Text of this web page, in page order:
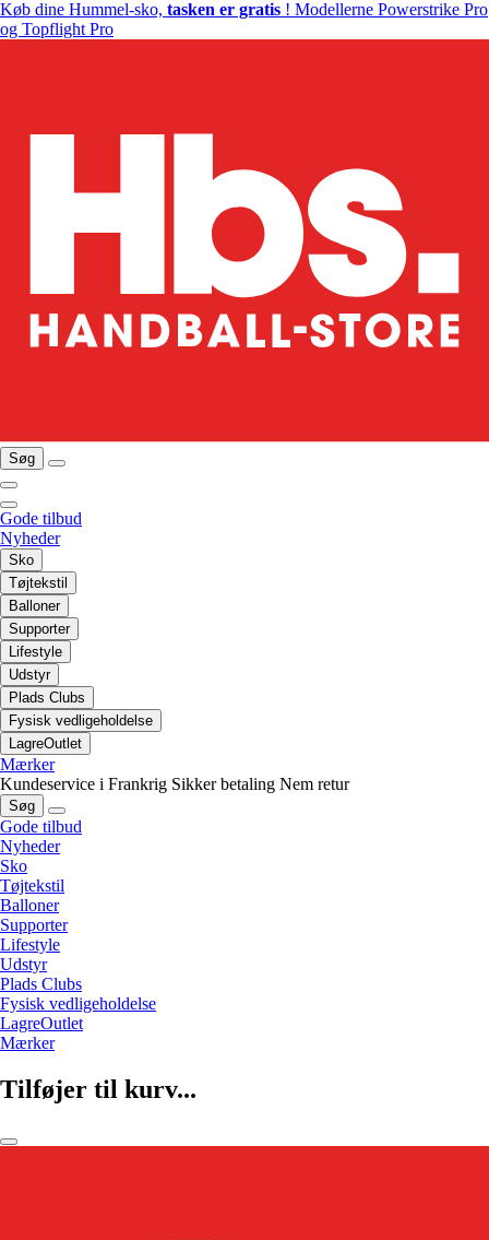
Køb dine Hummel-sko, tasken er gratis ! Modellerne Powerstrike Pro
og Topflight Pro
Søg
Gode tilbud
Nyheder
Sko
Tøjtekstil
Balloner
Supporter
Lifestyle
Udstyr
Plads Clubs
Fysisk vedligeholdelse
LagreOutlet
Mærker
Kundeservice i Frankrig Sikker betaling Nem retur
Søg
Gode tilbud
Nyheder
Sko
Tøjtekstil
Balloner
Supporter
Lifestyle
Udstyr
Plads Clubs
Fysisk vedligeholdelse
LagreOutlet
Mærker
Tilføjer til kurv...